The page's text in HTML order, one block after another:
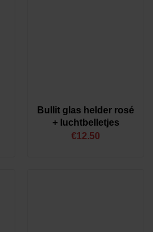
Bullit glas helder rosé
+ luchtbelletjes
€12.50